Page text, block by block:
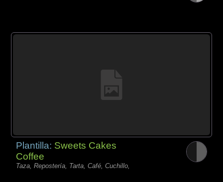
Plantilla: Sweets Cakes
Coffee
Taza, Repostería, Tarta, Café, Cuchillo,